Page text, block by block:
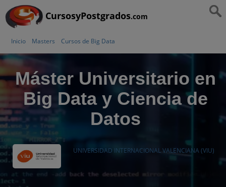
CursosyPostgrados.com
Inicio Masters Cursos de Big Data
Máster Universitario en
Big Data y Ciencia de
Datos
UNIVERSIDAD INTERNACIONAL VALENCIANA (VIU)